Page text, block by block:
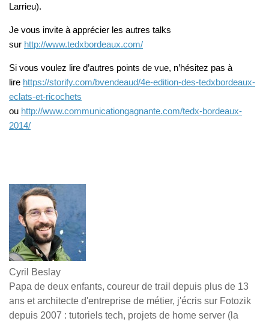
Larrieu).
Je vous invite à apprécier les autres talks
sur http://www.tedxbordeaux.com/
Si vous voulez lire d’autres points de vue, n’hésitez pas à
lire https://storify.com/bvendeaud/4e-edition-des-tedxbordeaux-
eclats-et-ricochets
ou http://www.communicationgagnante.com/tedx-bordeaux-
2014/
Cyril Beslay
Papa de deux enfants, coureur de trail depuis plus de 13
ans et architecte d'entreprise de métier, j'écris sur Fotozik
depuis 2007 : tutoriels tech, projets de home server (la